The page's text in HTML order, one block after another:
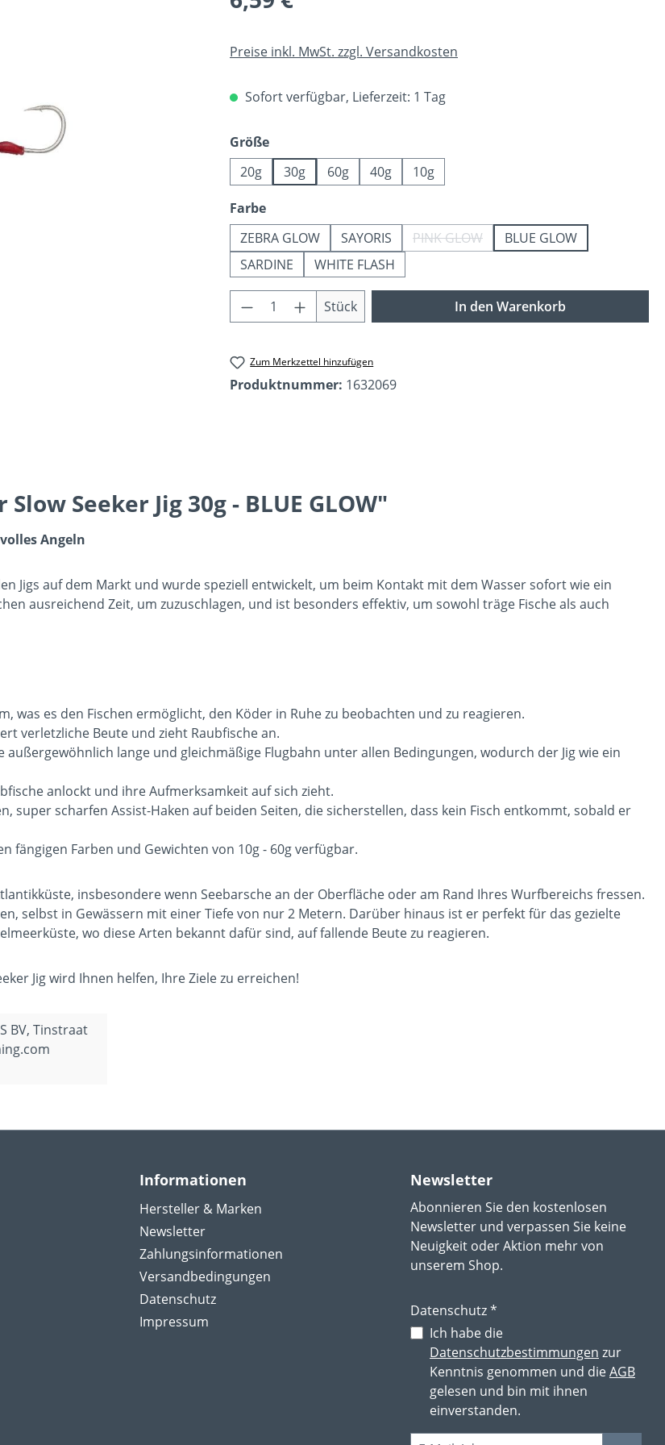
Preise inkl. MwSt. zzgl. Versandkosten
Sofort verfügbar, Lieferzeit: 1 Tag
Größeauswählen
20g
30g 60g 40g 10g
Farbeauswählen
ZEBRA GLOW
SAYORIS PINK GLOW(Diese Option ist zurzeit nicht
BLUE GLOW
SARDINE
WHITE FLASH
Produkt Anzahl: Gib den gewünschten Wert
Stück In den Warenkorb
Zum Merkzettel hinzufügen
Produktnummer: 1632069
Seeker Jig 30g - BLUE GLOW"
Angeln
Jigs auf dem Markt und wurde speziell entwickelt, um beim Kontakt mit dem Wasser sofort wie ein
ausreichend Zeit, um zuzuschlagen, und ist besonders effektiv, um sowohl träge Fische als auch
was es den Fischen ermöglicht, den Köder in Ruhe zu beobachten und zu reagieren.
verletzliche Beute und zieht Raubfische an.
lange und gleichmäßige Flugbahn unter allen Bedingungen, wodurch der Jig wie ein
anlockt und ihre Aufmerksamkeit auf sich zieht.
super scharfen Assist-Haken auf beiden Seiten, die sicherstellen, dass kein Fisch entkommt, sobald er
fängigen Farben und Gewichten von 10g - 60g verfügbar.
insbesondere wenn Seebarsche an der Oberfläche oder am Rand Ihres Wurfbereichs fressen.
selbst in Gewässern mit einer Tiefe von nur 2 Metern. Darüber hinaus ist er perfekt für das gezielte
wo diese Arten bekannt dafür sind, auf fallende Beute zu reagieren.
Jig wird Ihnen helfen, Ihre Ziele zu erreichen!
BV, Tinstraat
Informationen
Hersteller & Marken
Newsletter
Zahlungsinformationen
Versandbedingungen
Datenschutz
Impressum
Newsletter
Abonnieren Sie den kostenlosen
Newsletter und verpassen Sie keine
Neuigkeit oder Aktion mehr von
unserem Shop.
Datenschutz *
Ich habe die
Datenschutzbestimmungen zur
Kenntnis genommen und dieAGB
gelesen und bin mit ihnen
einverstanden.